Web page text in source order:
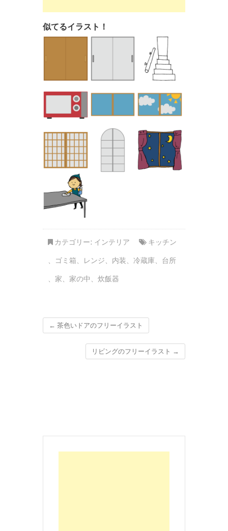
似てるイラスト！
カテゴリー: インテリア
キッチン
、
ゴミ箱、 レンジ、 内装、 冷蔵庫、 台所
、 家、 家の中 、 炊飯器
← 茶色いドアのフリーイラスト
リビングのフリーイラスト →